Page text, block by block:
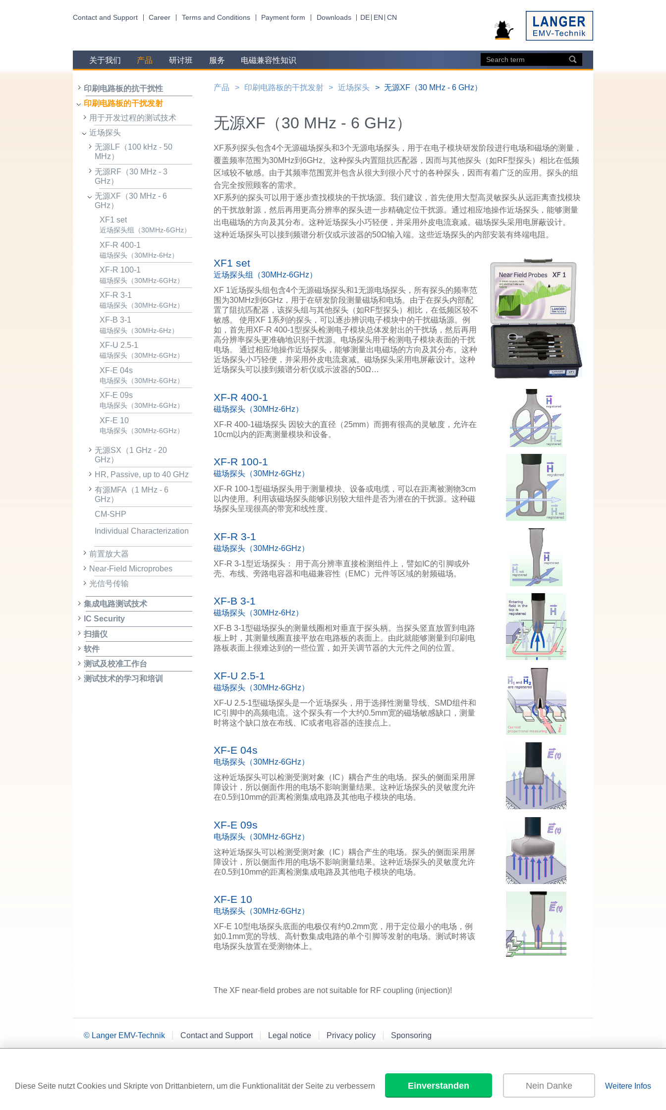
Contact and Support Career Terms and Conditions Payment form Downloads DE EN CN
关于我们 产品 研讨班 服务 电磁兼容性知识
印刷电路板的抗干扰性
印刷电路板的干扰发射
用于开发过程的测试技术
近场探头
无源LF（100 kHz - 50
MHz）
无源RF（30 MHz - 3
GHz）
无源XF（30 MHz - 6
GHz）
XF1 set
近场探头组（30MHz-6GHz）
XF-R 400-1
磁场探头（30MHz-6Hz）
XF-R 100-1
磁场探头（30MHz-6GHz）
XF-R 3-1
磁场探头（30MHz-6GHz）
XF-B 3-1
磁场探头（30MHz-6Hz）
XF-U 2.5-1
磁场探头（30MHz-6GHz）
XF-E 04s
电场探头（30MHz-6GHz）
XF-E 09s
电场探头（30MHz-6GHz）
XF-E 10
电场探头（30MHz-6GHz）
无源SX（1 GHz - 20
GHz）
HR, Passive, up to 40 GHz
有源MFA（1 MHz - 6
GHz）
CM-SHP
Individual Characterization
前置放大器
Near-Field Microprobes
光信号传输
集成电路测试技术
IC Security
扫描仪
软件
测试及校准工作台
测试技术的学习和培训
产品 印刷电路板的干扰发射 近场探头 无源XF（30 MHz - 6 GHz）
无源XF（30 MHz - 6 GHz）
XF系列探头包含4个无源磁场探头和3个无源电场探头，用于在电子模块研发阶段进行电场和磁场的测量，
覆盖频率范围为30MHz到6GHz。这种探头内置阻抗匹配器，因而与其他探头（如RF型探头）相比在低频
区域较不敏感。由于其频率范围宽并包含从很大到很小尺寸的各种探头，因而有着广泛的应用。探头的组
合完全按照顾客的需求。
XF系列的探头可以用于逐步查找模块的干扰场源。我们建议，首先使用大型高灵敏探头从远距离查找模块
的干扰放射源，然后再用更高分辨率的探头进一步精确定位干扰源。通过相应地操作近场探头，能够测量
出电磁场的方向及其分布。这种近场探头小巧轻便，并采用外皮电流衰减。磁场探头采用电屏蔽设计。
这种近场探头可以接到频谱分析仪或示波器的50Ω输入端。这些近场探头的内部安装有终端电阻。
XF1 set
近场探头组（30MHz-6GHz）
XF 1近场探头组包含4个无源磁场探头和1无源电场探头，所有探头的频率范
围为30MHz到6GHz，用于在研发阶段测量磁场和电场。由于在探头内部配
置了阻抗匹配器，该探头组与其他探头（如RF型探头）相比，在低频区较不
敏感。 使用XF 1系列的探头，可以逐步辨识电子模块中的干扰磁场源。例
如，首先用XF-R 400-1型探头检测电子模块总体发射出的干扰场，然后再用
高分辨率探头更准确地识别干扰源。电场探头用于检测电子模块表面的干扰
电场。 通过相应地操作近场探头，能够测量出电磁场的方向及其分布。这种
近场探头小巧轻便，并采用外皮电流衰减。磁场探头采用电屏蔽设计。这种
近场探头可以接到频谱分析仪或示波器的50Ω…
XF-R 400-1
磁场探头（30MHz-6Hz）
XF-R 400-1磁场探头 因较大的直径（25mm）而拥有很高的灵敏度，允许在
10cm以内的距离测量模块和设备。
XF-R 100-1
磁场探头（30MHz-6GHz）
XF-R 100-1型磁场探头用于测量模块、设备或电缆，可以在距离被测物3cm
以内使用。利用该磁场探头能够识别较大组件是否为潜在的干扰源。这种磁
场探头呈现很高的带宽和线性度。
XF-R 3-1
磁场探头（30MHz-6GHz）
XF-R 3-1型近场探头： 用于高分辨率直接检测组件上，譬如IC的引脚或外
壳、布线、旁路电容器和电磁兼容性（EMC）元件等区域的射频磁场。
XF-B 3-1
磁场探头（30MHz-6Hz）
XF-B 3-1型磁场探头的测量线圈相对垂直于探头柄。当探头竖直放置到电路
板上时，其测量线圈直接平放在电路板的表面上。由此就能够测量到印刷电
路板表面上很难达到的一些位置，如开关调节器的大元件之间的位置。
XF-U 2.5-1
磁场探头（30MHz-6GHz）
XF-U 2.5-1型磁场探头是一个近场探头，用于选择性测量导线、SMD组件和
IC引脚中的高频电流。这个探头有一个大约0.5mm宽的磁场敏感缺口，测量
时将这个缺口放在布线、IC或者电容器的连接点上。
XF-E 04s
电场探头（30MHz-6GHz）
这种近场探头可以检测受测对象（IC）耦合产生的电场。探头的侧面采用屏
障设计，所以侧面作用的电场不影响测量结果。这种近场探头的灵敏度允许
在0.5到10mm的距离检测集成电路及其他电子模块的电场。
XF-E 09s
电场探头（30MHz-6GHz）
这种近场探头可以检测受测对象（IC）耦合产生的电场。探头的侧面采用屏
障设计，所以侧面作用的电场不影响测量结果。这种近场探头的灵敏度允许
在0.5到10mm的距离检测集成电路及其他电子模块的电场。
XF-E 10
电场探头（30MHz-6GHz）
XF-E 10型电场探头底面的电极仅有约0.2mm宽，用于定位最小的电场，例
如0.1mm宽的导线、高针数集成电路的单个引脚等发射的电场。测试时将该
电场探头放置在受测物体上。
The XF near-field probes are not suitable for RF coupling (injection)!
© Langer EMV-Technik Contact and Support Legal notice Privacy policy Sponsoring
Diese Seite nutzt Cookies und Skripte von Drittanbietern, um die Funktionalität der Seite zu verbessern Einverstanden Nein Danke Weitere Infos